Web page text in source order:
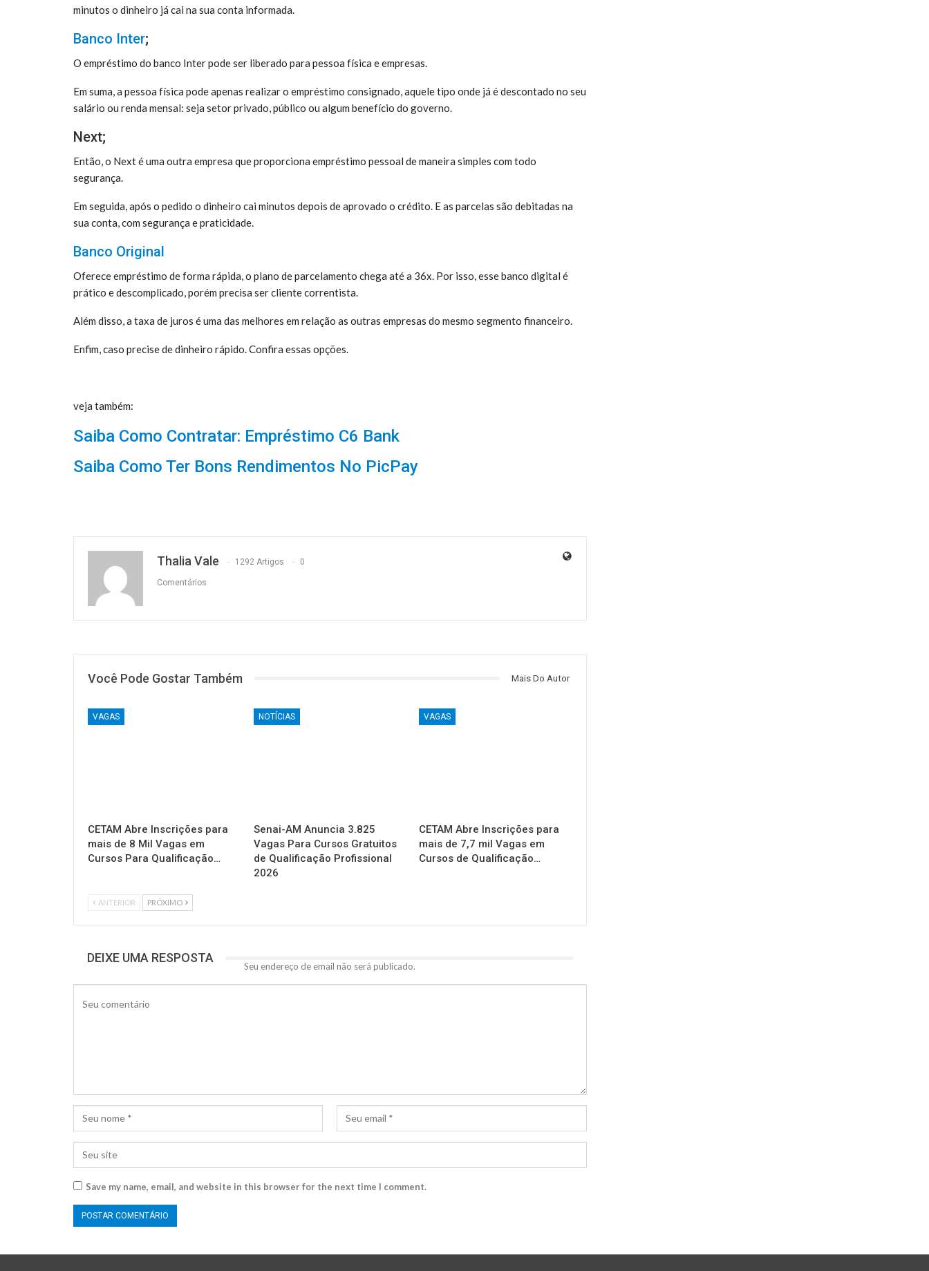
minutos o dinheiro já cai na sua conta informada.
Banco Inter;
O empréstimo do banco Inter pode ser liberado para pessoa física e empresas.
Em suma, a pessoa física pode apenas realizar o empréstimo consignado, aquele tipo onde já é descontado no seu
salário ou renda mensal: seja setor privado, público ou algum benefício do governo.
Next;
Então, o Next é uma outra empresa que proporciona empréstimo pessoal de maneira simples com todo
segurança.
Em seguida, após o pedido o dinheiro cai minutos depois de aprovado o crédito. E as parcelas são debitadas na
sua conta, com segurança e praticidade.
Banco Original
Oferece empréstimo de forma rápida, o plano de parcelamento chega até a 36x. Por isso, esse banco digital é
prático e descomplicado, porém precisa ser cliente correntista.
Além disso, a taxa de juros é uma das melhores em relação as outras empresas do mesmo segmento financeiro.
Enfim, caso precise de dinheiro rápido. Confira essas opções.
veja também:
Saiba Como Contratar: Empréstimo C6 Bank
Saiba Como Ter Bons Rendimentos No PicPay
Thalia Vale 1292 Artigos 0
Comentários
Você Pode Gostar Também Mais Do Autor
VAGAS
CETAM Abre Inscrições para
mais de 8 Mil Vagas em
Cursos Para Qualificação…
NOTÍCIAS
Senai-AM Anuncia 3.825
Vagas Para Cursos Gratuitos
de Qualificação Profissional
2026
VAGAS
CETAM Abre Inscrições para
mais de 7,7 mil Vagas em
Cursos de Qualificação…
ANTERIOR PRÓXIMO
DEIXE UMA RESPOSTA
Seu endereço de email não será publicado.
Save my name, email, and website in this browser for the next time I comment.